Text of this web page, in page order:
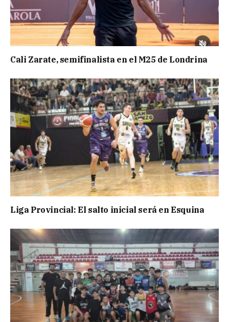
Cali Zarate, semifinalista en el M25 de Londrina
Liga Provincial: El salto inicial será en Esquina